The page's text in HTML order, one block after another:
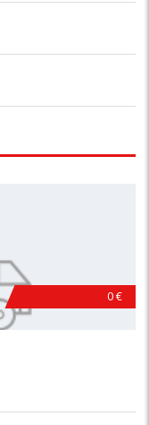
0 €